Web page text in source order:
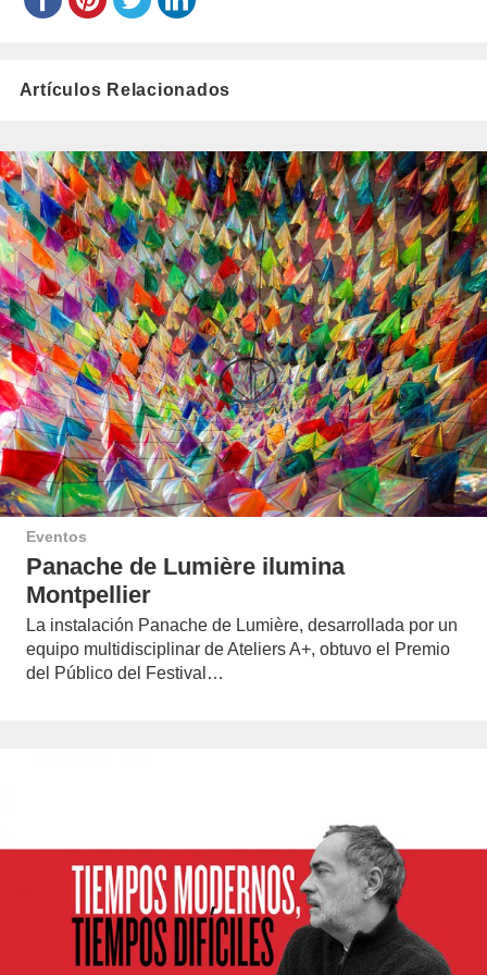
Artículos Relacionados
Eventos
Panache de Lumière ilumina
Montpellier
La instalación Panache de Lumière, desarrollada por un
equipo multidisciplinar de Ateliers A+, obtuvo el Premio
del Público del Festival…